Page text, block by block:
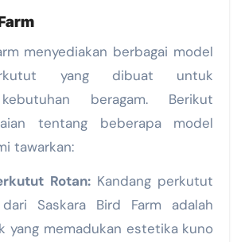
menyediakan berbagai model
yang dibuat untuk
beragam. Berikut
tentang beberapa model
tawarkan:
Rotan:Kandang perkutut
Saskara Bird Farm adalah
yang memadukan estetika kuno